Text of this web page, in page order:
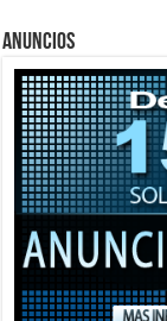
Anuncios